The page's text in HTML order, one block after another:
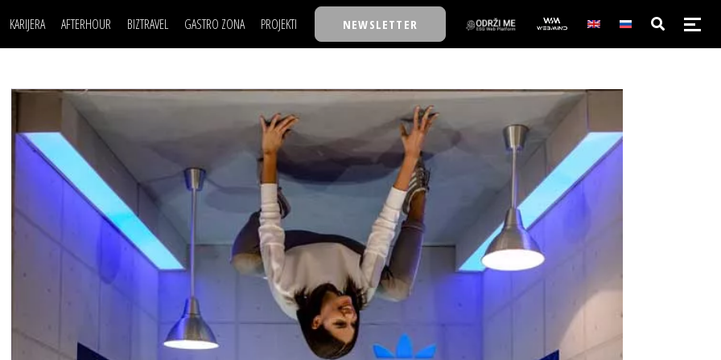
KARIJERA
MOJ UGAO
USAVRŠAVANJE
KNOW-HOW
AFTERHOUR
KNJIGE
AUTO SVET
STIL
WELLBEING
BIZTRAVEL GASTRO ZONA PROJEKTI
TASTY TALKS
30 ISPOD 30
BACK TO OFFICE/SCHOOL
BIZBENDOVI
BIZKOLEGIJUM
BMW BIZNIS LIGA
BIZLIFE WEEK
IZJAVA GODINE
NEWSLETTER
POSAO
MOJ UGAO
USAVRŠAVANJE
KNOW-HOW
FILM I SCENA
AUTO SVET
STIL
WELLBEING
NAJKOLEGA
30 ISPOD 30
BACK TO OFFICE/SCHOOL
BIZBENDOVI
BIZKOLEGIJUM
BMW BIZNIS LIGA
BIZLIFE WEEK
IZJAVA GODINE